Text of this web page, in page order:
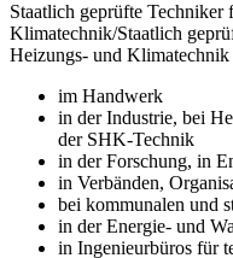
Staatlich geprüfte Techniker
Klimatechnik/Staatlich
Heizungs- und
im Handwerk
in der Industrie, bei
der SHK-Technik
in der Forschung, in
in Verbänden,
bei kommunalen und
in der Energie- und
in Ingenieurbüros für